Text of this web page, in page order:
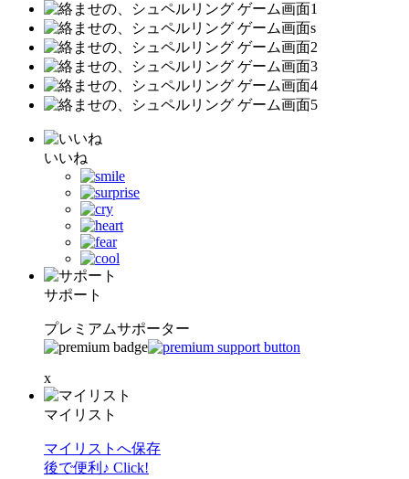
いいね
サポート
プレミアムサポーター
x
マイリスト
マイリストへ保存
後で便利♪ Click!